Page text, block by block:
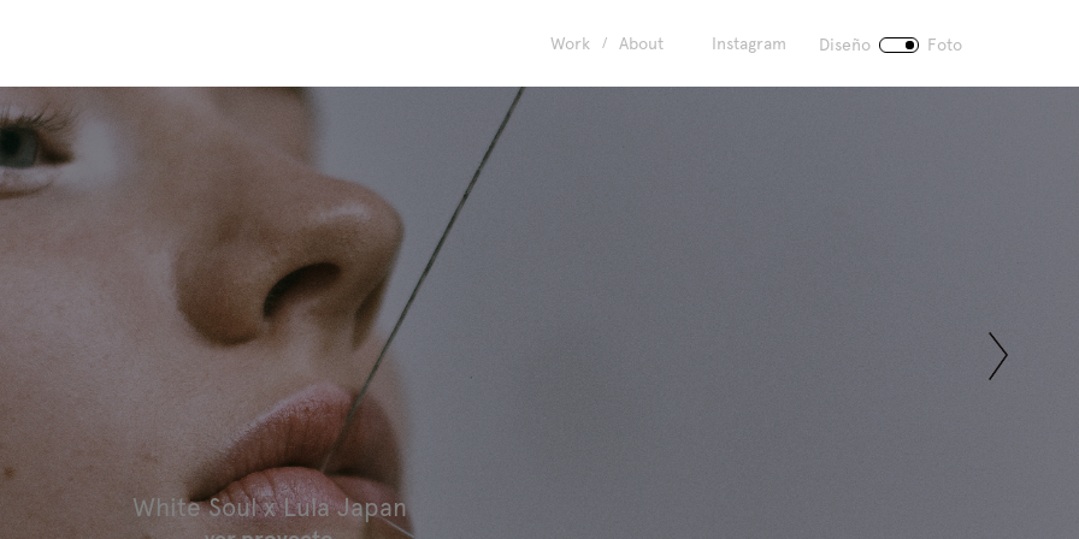
Work About Instagram Diseño Foto
En ti se refleja